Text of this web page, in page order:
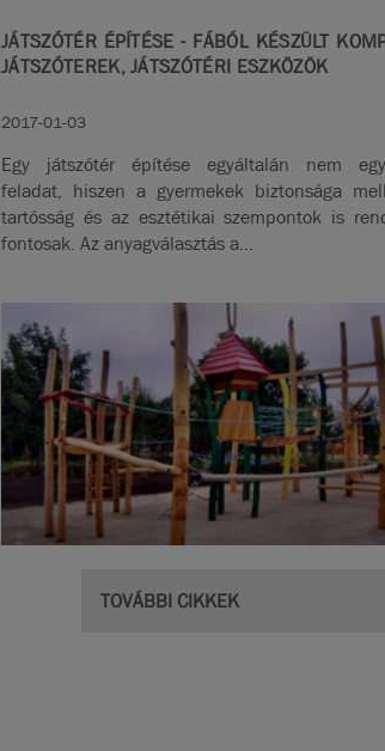
JÁTSZÓTÉR ÉPÍTÉSE - FÁBÓL KÉSZÜLT
JÁTSZÓTEREK, JÁTSZÓTÉRI ESZKÖZÖK
2017-01-03
Egy játszótér építése egyáltalán nem
feladat, hiszen a gyermekek biztonsága
tartósság és az esztétikai szempontok is
fontosak. Az anyagválasztás a...
TOVÁBBI CIKKEK